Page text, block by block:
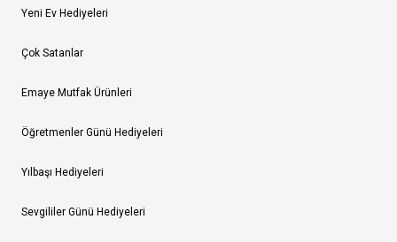
Yeni Ev Hediyeleri
Çok Satanlar
Emaye Mutfak Ürünleri
Öğretmenler Günü Hediyeleri
Yılbaşı Hediyeleri
Sevgililer Günü Hediyeleri